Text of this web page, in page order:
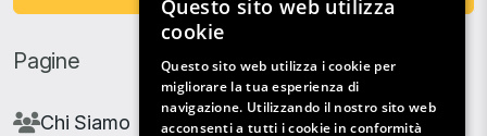
Pagine
Chi Siamo
Questo sito web utilizza
cookie
Questo sito web utilizza i cookie per
migliorare la tua esperienza di
navigazione. Utilizzando il nostro sito web
acconsenti a tutti i cookie in conformità